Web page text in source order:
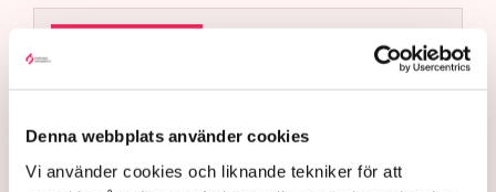
Denna webbplats använder cookies
Vi använder cookies och liknande tekniker för att
Kommunen kräver att restaurangens markis med
stödben tas bort.